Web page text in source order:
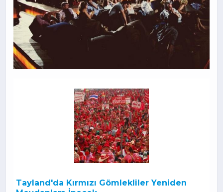
Tayland'da Kırmızı Gömlekliler Yeniden